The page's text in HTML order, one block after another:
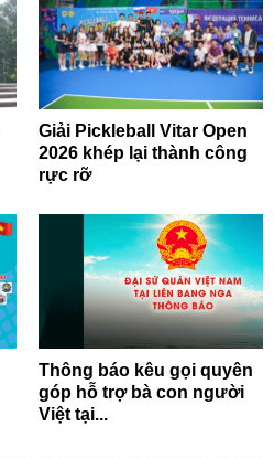
Giải Pickleball Vitar Open
2026 khép lại thành công
rực rỡ
Thông báo kêu gọi quyên
góp hỗ trợ bà con người
Việt tại...